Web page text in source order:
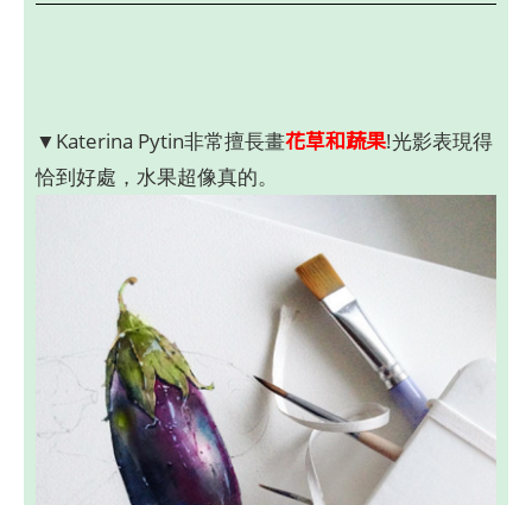
▼Katerina Pytin非常擅長畫花草和蔬果!光影表現得
恰到好處，水果超像真的。